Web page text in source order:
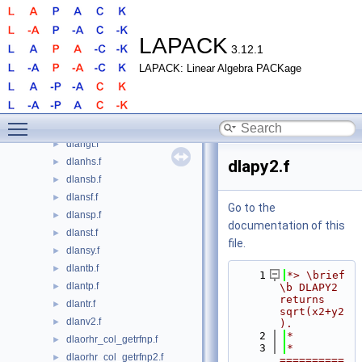
LAPACK 3.12.1
LAPACK: Linear Algebra PACKage
► dlamrg.f
► dlamswlq.f
► dlamtsqr.f
► dlaneg.f
► dlangb.f
► dlangt.f
► dlanhs.f
► dlansb.f
► dlansf.f
► dlansp.f
► dlanst.f
► dlansy.f
► dlantb.f
► dlantp.f
► dlantr.f
► dlanv2.f
► dlaorhr_col_getrfnp.f
► dlaorhr_col_getrfnp2.f
dlapy2.f
Go to the
documentation of this
file.
    1
*> \brief
\b DLAPY2
returns
sqrt(x2+y2
).
    2
*
    3
*